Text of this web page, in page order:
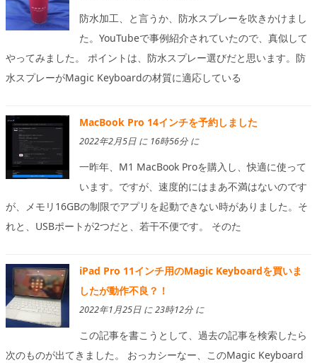
防水加工、と言うか、防水スプレーを吹きかけまし
た。YouTubeで事例紹介されていたので、真似して
やってみました。 ポイントは、防水スプレー選びだと思います。防
水スプレーがMagic Keyboardの材質に適応している
MacBook Pro 14インチを予約しました
2022年2月5日 に 16時56分 に
一昨年、M1 MacBook Proを購入し、快適に使って
います。ですが、速度的にはまあ不満はないのです
が、メモリ16GBの制限でアプリを起動できない時がありました。そ
れと、USBポートが2つだと、若干不便です。 そのた
iPad Pro 11インチ用のMagic Keyboardを買いま
したが動作不良？！
2022年1月25日 に 23時12分 に
この記事を書こうとして、過去の記事を検索したら
次のものが出てきました。 おっカシーなー、このMagic Keyboard